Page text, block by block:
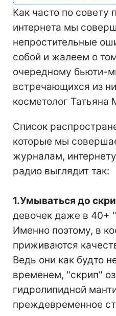
Как часто по совету
интернета мы
непростительные
собой и жалеем о
очередному бьюти-
встречающихся из
косметолог Татьяна
Список
которые мы
журналам,
радио выглядит так:
1.Умываться до
девочек даже в 40+
Именно поэтому, в
приживаются
Ведь они как будто
временем, "скрип"
гидролипидной
преждевременное